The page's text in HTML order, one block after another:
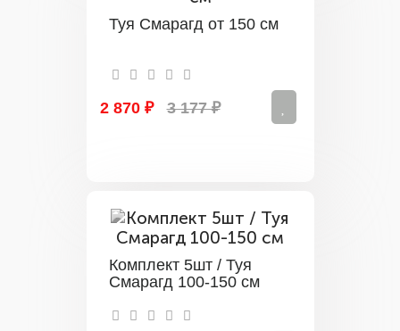
Туя Смарагд от 150 см
2 870 ₽ 3 177 ₽
Комплект 5шт / Туя
Смарагд 100-150 см